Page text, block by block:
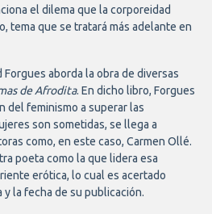
el dilema que la corporeidad
tema que se tratará más adelante en
Forgues aborda la obra de diversas
de Afrodita. En dicho libro, Forgues
del feminismo a superar las
son sometidas, se llega a
como, en este caso, Carmen Ollé.
poeta como la que lidera esa
erótica, lo cual es acertado
la fecha de su publicación.